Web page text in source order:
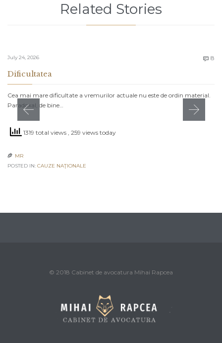
Related Stories
July 24, 2026  8
Dificultatea
Cea mai mare dificultate a vremurilor actuale nu este de ordin material.
Paradoxal, de bine…
1319 total views , 259 views today
 MR
POSTED IN: CAUZE NAŢIONALE
© 2018 Cabinet de avocatura Mihai Rapcea